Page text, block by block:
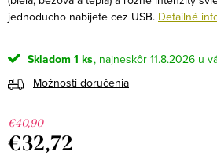
jednoducho nabijete cez USB. Detailné
Skladom 1 ks
11.8.2026
Možnosti doručenia
€40,90
€32,72